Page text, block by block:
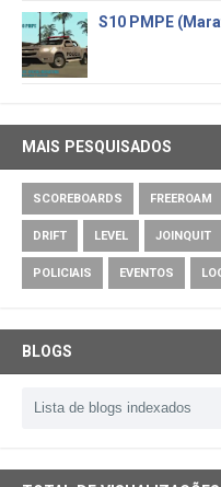
S10 PMPE
MAIS PESQUISADOS
SCOREBOARDS FREEROAM
DRIFT LEVEL JOINQUIT
POLICIAIS EVENTOS
BLOGS